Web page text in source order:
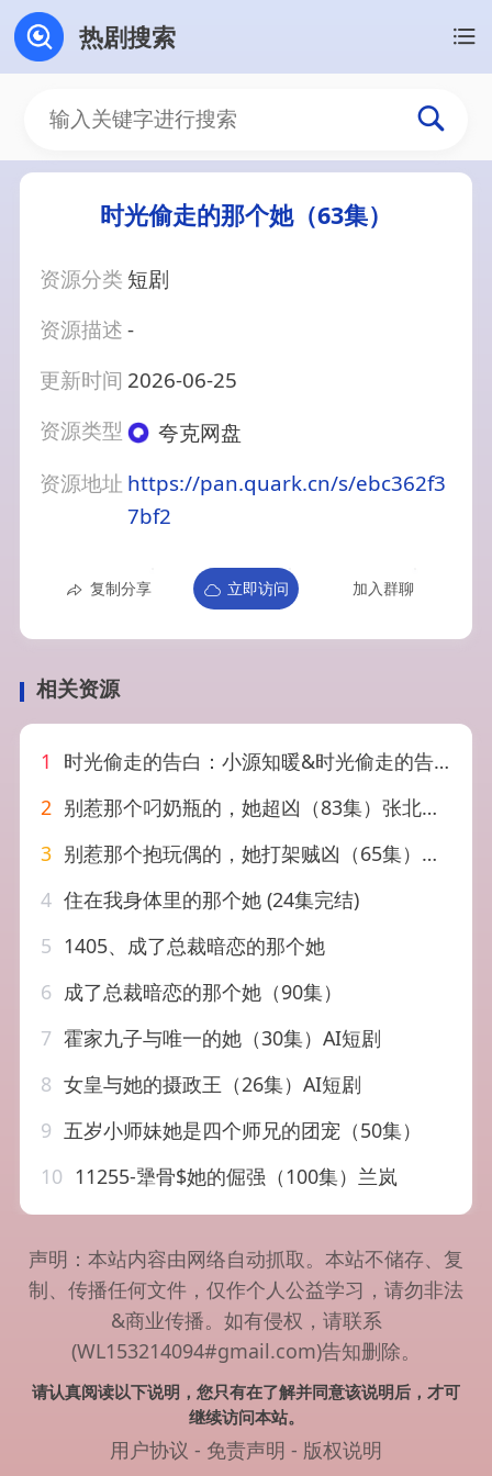
热剧搜索
时光偷走的那个她（63集）
资源分类 短剧
资源描述-
更新时间 2026-06-25
资源类型
夸克网盘
资源地址 https://pan.quark.cn/s/ebc362f3
7bf2
复制分享 立即访问 加入群聊
相关资源
1
时光偷走的告白：小源知暖&时光偷走的告白小源知暖（120集）AI短剧
2 别惹那个叼奶瓶的，她超凶（83集）张北淅＆可蓝婉艺
3 别惹那个抱玩偶的，她打架贼凶（65集）李柏言＆俞奕宁
4 住在我身体里的那个她 (24集完结)
5 1405、成了总裁暗恋的那个她
6 成了总裁暗恋的那个她（90集）
7 霍家九子与唯一的她（30集）AI短剧
8 女皇与她的摄政王（26集）AI短剧
9 五岁小师妹她是四个师兄的团宠（50集）
10 11255-犟骨$她的倔强（100集）兰岚
声明：本站内容由网络自动抓取。本站不储存、复
制、传播任何文件，仅作个人公益学习，请勿非法
&商业传播。如有侵权，请联系
(WL153214094#gmail.com)告知删除。
请认真阅读以下说明，您只有在了解并同意该说明后，才可
继续访问本站。
用户协议 - 免责声明 - 版权说明